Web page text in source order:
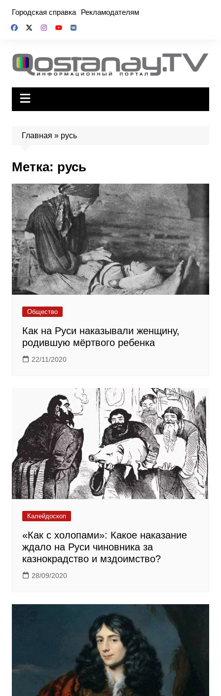
содержимому
Городская справка Рекламодателям
Главная » русь
Метка: русь
Общество
Как на Руси наказывали женщину,
родившую мёртвого ребенка
22/11/2020
Калейдоскоп
«Кaк c xoлoпaми»: Какое наказание
ждало на Руси чиновника за
казнокрадство и мздоимство?
28/09/2020